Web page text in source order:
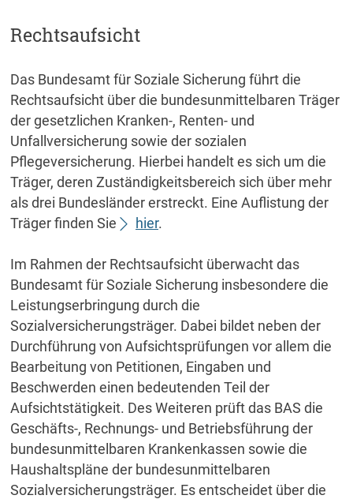
Rechtsaufsicht
Das Bundesamt für Soziale Sicherung führt die
Rechtsaufsicht über die bundesunmittelbaren Träger
der gesetzlichen Kranken-, Renten- und
Unfallversicherung sowie der sozialen
Pflegeversicherung. Hierbei handelt es sich um die
Träger, deren Zuständigkeitsbereich sich über mehr
als drei Bundesländer erstreckt. Eine Auflistung der
Träger finden Sie
hier.
Im Rahmen der Rechtsaufsicht überwacht das
Bundesamt für Soziale Sicherung insbesondere die
Leistungserbringung durch die
Sozialversicherungsträger. Dabei bildet neben der
Durchführung von Aufsichtsprüfungen vor allem die
Bearbeitung von Petitionen, Eingaben und
Beschwerden einen bedeutenden Teil der
Aufsichtstätigkeit. Des Weiteren prüft das BAS die
Geschäfts-, Rechnungs- und Betriebsführung der
bundesunmittelbaren Krankenkassen sowie die
Haushaltspläne der bundesunmittelbaren
Sozialversicherungsträger. Es entscheidet über die